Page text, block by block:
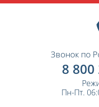
Звонок по
8 800
Пн-Пт.